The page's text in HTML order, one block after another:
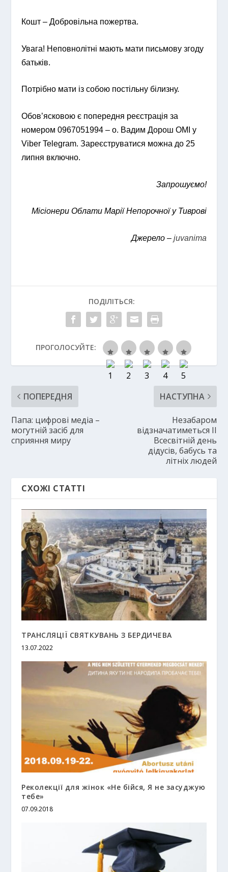
Кошт – Добровільна пожертва.
Увага! Неповнолітні мають мати письмову згоду
батьків.
Потрібно мати із собою постільну білизну.
Обов’ясковою є попередня реєстрація за
номером 0967051994 – о. Вадим Дорош ОМІ у
Viber Telegram. Зареєструватися можна до 25
липня включно.
Запрошуємо!
Місіонери Облати Марії Непорочної у Тиврові
Джерело – juvanima
ПОДІЛІТЬСЯ:
ПРОГОЛОСУЙТЕ:
ПОПЕРЕДНЯ
Папа: цифрові медіа –
могутній засіб для
сприяння миру
НАСТУПНА
Незабаром
відзначатиметься ІІ
Всесвітній день
дідусів, бабусь та
літніх людей
СХОЖІ СТАТТІ
ТРАНСЛЯЦІЇ СВЯТКУВАНЬ З БЕРДИЧЕВА
13.07.2022
Реколекції для жінок «Не бійся, Я не засуджую
тебе»
07.09.2018